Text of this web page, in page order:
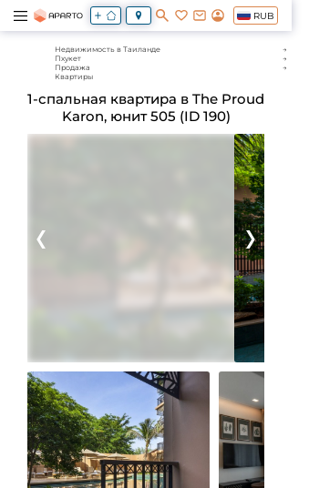
RUB
Недвижимость в Таиланде
Пхукет
Продажа
Квартиры
1-спальная квартира в The Proud
Karon, юнит 505 (ID 190)